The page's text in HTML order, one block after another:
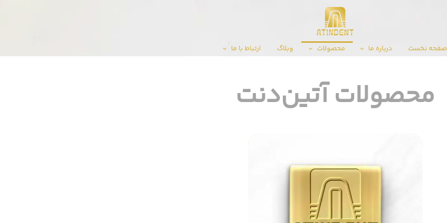
صفحه نخست درباره ما محصولات وبلاگ ارتباط با ما
محصولات آتین‌دنت